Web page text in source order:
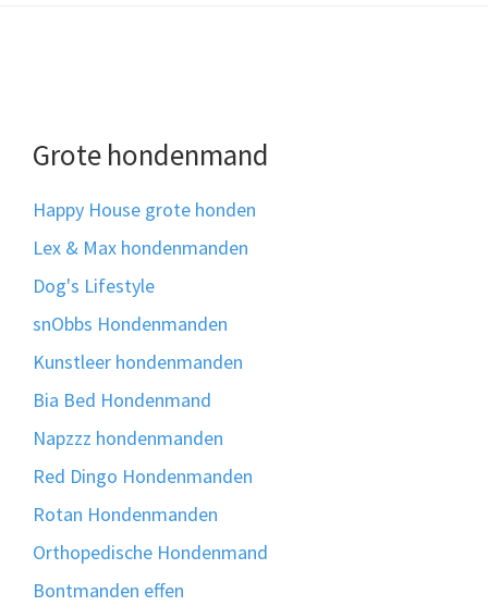
Grote hondenmand
Happy House grote honden
Lex & Max hondenmanden
Dog's Lifestyle
snObbs Hondenmanden
Kunstleer hondenmanden
Bia Bed Hondenmand
Napzzz hondenmanden
Red Dingo Hondenmanden
Rotan Hondenmanden
Orthopedische Hondenmand
Bontmanden effen